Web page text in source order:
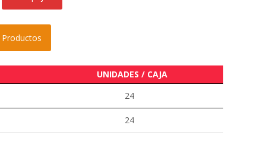
UNIDADES / CAJA
24
24